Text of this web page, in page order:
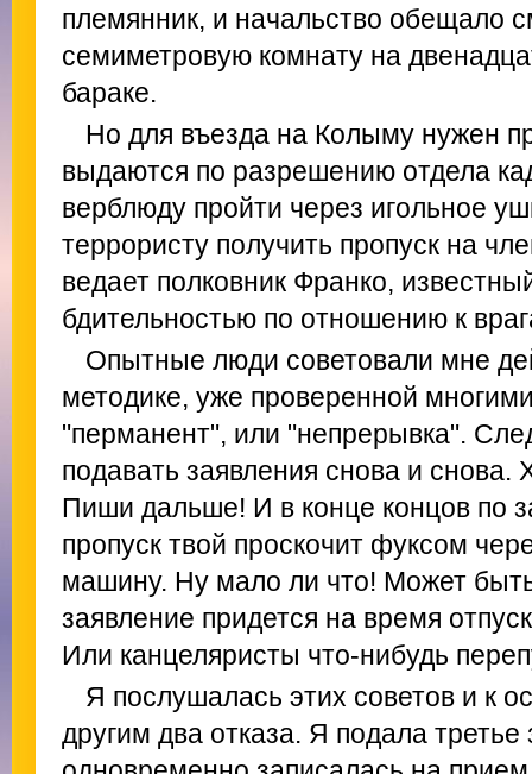
племянник, и начальство
семиметровую комнату на
бараке.
Но для въезда на Колыму нужен
выдаются по разрешению отдела
верблюду пройти через игольное
террористу получить пропуск на
ведает полковник Франко,
бдительностью по отношению к
Опытные люди советовали мне
методике, уже проверенной
"перманент", или "непрерывка".
подавать заявления снова и снова.
Пиши дальше! И в конце концов по
пропуск твой проскочит фуксом
машину. Ну мало ли что! Может
заявление придется на время
Или канцеляристы что-нибудь
Я послушалась этих советов и к
другим два отказа. Я подала третье